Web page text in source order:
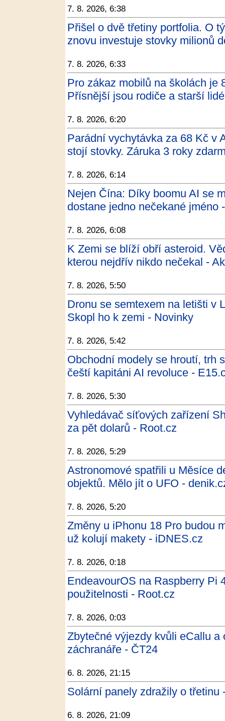
7. 8. 2026, 6:38
Přišel o dvě třetiny portfolia. O
znovu investuje stovky milionů
7. 8. 2026, 6:33
Pro zákaz mobilů na školách je
Přísnější jsou rodiče a starší
7. 8. 2026, 6:20
Parádní vychytávka za 68 Kč v
stojí stovky. Záruka 3 roky
7. 8. 2026, 6:14
Nejen Čína: Díky boomu AI se
dostane jedno nečekané jméno
7. 8. 2026, 6:08
K Zemi se blíží obří asteroid.
kterou nejdřív nikdo nečekal -
7. 8. 2026, 5:50
Dronu se semtexem na letišti v
Skopl ho k zemi - Novinky
7. 8. 2026, 5:42
Obchodní modely se hroutí, trh
čeští kapitáni AI revoluce -
7. 8. 2026, 5:30
Vyhledávač síťových zařízení
za pět dolarů - Root.cz
7. 8. 2026, 5:29
Astronomové spatřili u Měsíce
objektů. Mělo jít o UFO -
7. 8. 2026, 5:20
Změny u iPhonu 18 Pro budou
už kolují makety - iDNES.cz
7. 8. 2026, 0:18
EndeavourOS na Raspberry Pi
použitelnosti - Root.cz
7. 8. 2026, 0:03
Zbytečné výjezdy kvůli eCallu
záchranáře - ČT24
6. 8. 2026, 21:15
Solární panely zdražily o třetinu
6. 8. 2026, 21:09